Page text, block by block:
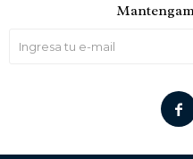
